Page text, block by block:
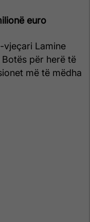
euro
vjeçari Lamine
për herë të
më të mëdha